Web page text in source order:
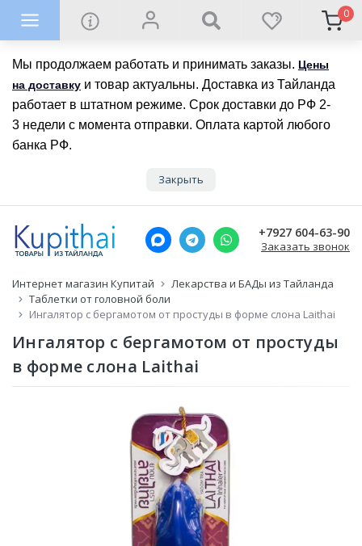
Мы продолжаем работать и принимать заказы. Цены
на доставку и товар актуальны. Доставка из Тайланда
работает в штатном режиме. Срок доставки до РФ 2-
3 недели с момента отправки. Оплата картой любого
банка РФ.
Закрыть
0
+7927 604-63-90
Заказать звонок
Интернет магазин Купитай
Лекарства и БАДы из Тайланда
Таблетки от головной боли
Ингалятор с бергамотом от простуды в форме слона Laithai
Ингалятор с бергамотом от простуды
в форме слона Laithai